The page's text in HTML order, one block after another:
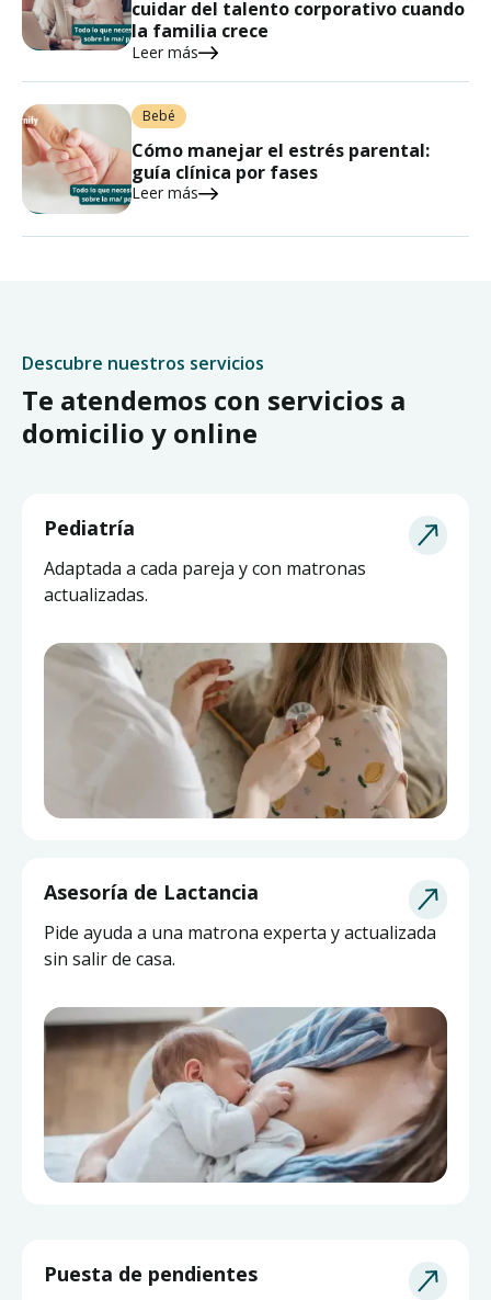
cuidar del talento corporativo cuando
la familia crece
Leer más
Bebé
Cómo manejar el estrés parental:
guía clínica por fases
Leer más
Descubre nuestros servicios
Te atendemos con servicios a
domicilio y online
Pediatría
Adaptada a cada pareja y con matronas
actualizadas.
Puesta de pendientes
Asesoría de Lactancia
Pide ayuda a una matrona experta y actualizada
sin salir de casa.